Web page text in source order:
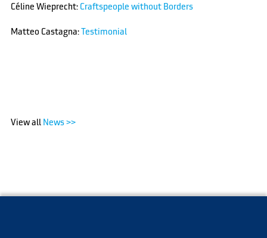
Céline Wieprecht: Craftspeople without Borders
Matteo Castagna:Testimonial
View all News >>